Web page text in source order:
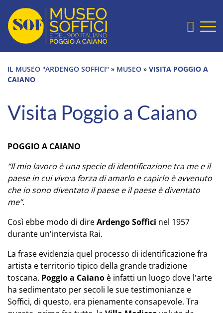
Home Page
Sezione salto blocchi
Vai alla testata del sito
Vai alla sezione slide
Vai alla sezione mostre e collezioni
Vai alla sezione ultimi eventi
Vai alla sezione archivio digitale
IL MUSEO "ARDENGO SOFFICI" » MUSEO » VISITA POGGIO A
CAIANO
Visita Poggio a Caiano
POGGIO A CAIANO
“Il mio lavoro è una specie di identificazione tra me e il
paese in cui vivo:a forza di amarlo e capirlo è avvenuto
che io sono diventato il paese e il paese è diventato
me”.
Così ebbe modo di direArdengo Soffici nel 1957
durante un'intervista Rai.
La frase evidenzia quel processo di identificazione fra
artista e territorio tipico della grande tradizione
toscana. Poggio a Caiano è infatti un luogo dove l'arte
ha sedimentato per secoli le sue testimonianze e
Soffici, di questo, era pienamente consapevole. Tra